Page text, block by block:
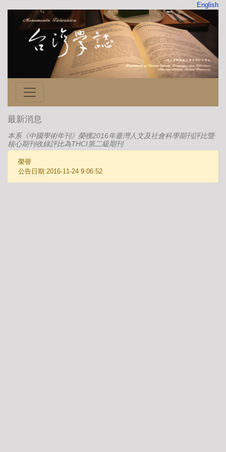
English
最新消息
本系《中國學術年刊》榮獲2016年臺灣人文及社會科學期刊評比暨
核心期刊收錄評比為THCI第二級期刊
榮譽
公告日期:2016-11-24 9:06:52